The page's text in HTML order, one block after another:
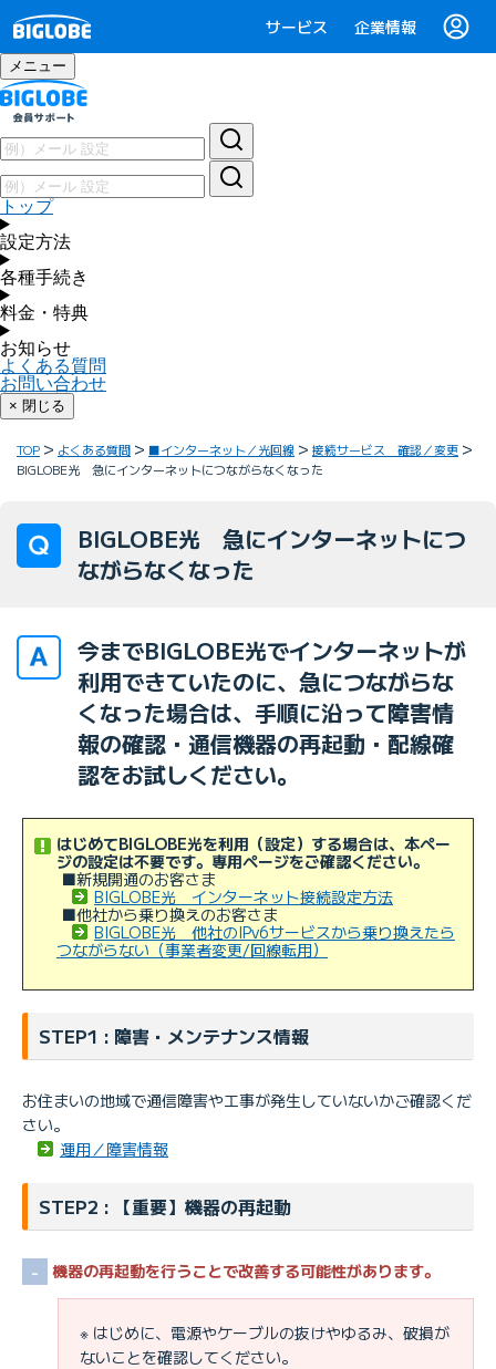
サービス 企業情報
メニュー
トップ
設定方法
各種手続き
料金・特典
お知らせ
よくある質問
お問い合わせ
× 閉じる
TOP よくある質問 ■インターネット／光回線
接続サービス 確認／変更
BIGLOBE光 急にインターネットにつながらなくなった
BIGLOBE光 急にインターネットにつ
ながらなくなった
今までBIGLOBE光でインターネットが
利用できていたのに、急につながらな
くなった場合は、手順に沿って障害情
報の確認・通信機器の再起動・配線確
認をお試しください。
はじめてBIGLOBE光を利用（設定）する場合は、本ペー
ジの設定は不要です。専用ページをご確認ください。
■新規開通のお客さま
BIGLOBE光 インターネット接続設定方法
■他社から乗り換えのお客さま
BIGLOBE光 他社のIPv6サービスから乗り換えたら
つながらない（事業者変更/回線転用）
STEP1 : 障害・メンテナンス情報
お住まいの地域で通信障害や工事が発生していないかご確認くだ
さい。
運用／障害情報
STEP2 : 【重要】機器の再起動
機器の再起動を行うことで改善する可能性があります。
※ はじめに、電源やケーブルの抜けやゆるみ、破損が
ないことを確認してください。